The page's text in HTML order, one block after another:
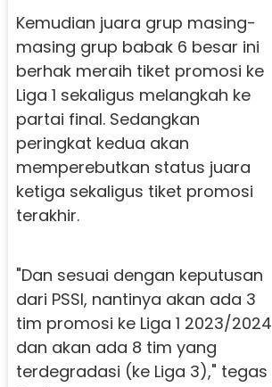
Kemudian juara grup masing-
masing grup babak 6 besar ini
berhak meraih tiket promosi ke
Liga 1 sekaligus melangkah ke
partai final. Sedangkan
peringkat kedua akan
memperebutkan status juara
ketiga sekaligus tiket promosi
terakhir.
"Dan sesuai dengan keputusan
dari PSSI, nantinya akan ada 3
tim promosi ke Liga 1 2023/2024
dan akan ada 8 tim yang
terdegradasi (ke Liga 3)," tegas